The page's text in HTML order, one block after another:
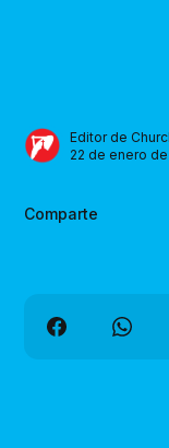
Editor de
22 de enero
Comparte